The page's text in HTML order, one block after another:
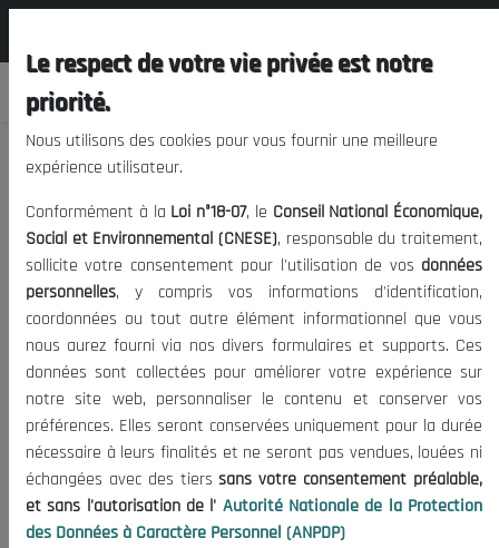
Régionale (PSIR) 2014-2023
Date de publication: 24/12/2013 | Tags:
Liste des accords africains de coopération Visites: 1700
Politique et Stratégie d'Intégration Régionale (PSIR) 2014-2023
24/12/2013
Le respect de votre vie privée est notre
priorité.
Nous utilisons des cookies pour vous fournir une meilleure
expérience utilisateur.
Conformément à la Loi n°18-07, le Conseil National Économique,
Social et Environnemental (CNESE), responsable du traitement,
sollicite votre consentement pour l'utilisation de vos données
personnelles, y compris vos informations d'identification,
coordonnées ou tout autre élément informationnel que vous
nous aurez fourni via nos divers formulaires et supports. Ces
données sont collectées pour améliorer votre expérience sur
notre site web, personnaliser le contenu et conserver vos
préférences. Elles seront conservées uniquement pour la durée
nécessaire à leurs finalités et ne seront pas vendues, louées ni
échangées avec des tierssans votre consentement préalable,
et sans l'autorisation de l' Autorité Nationale de la Protection
des Données à Caractère Personnel (ANPDP)